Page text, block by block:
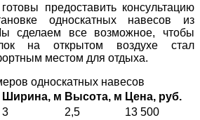
предоставить консультацию
односкатных навесов из
сделаем все возможное, чтобы
на открытом воздухе стал
местом для отдыха.
односкатных навесов
Ширина, м Высота, м Цена, руб.
3 2,5
13 500